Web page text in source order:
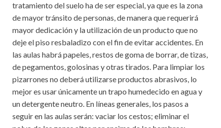
tratamiento del suelo ha de ser especial, ya que es la zona
de mayor tránsito de personas, de manera que requerirá
mayor dedicación y la utilización de un producto que no
deje el piso resbaladizo con el fin de evitar accidentes. En
las aulas habrá papeles, restos de goma de borrar, de tizas,
de pegamentos, golosinas y otras tirados. Para limpiar los
pizarrones no deberá utilizarse productos abrasivos, lo
mejor es usar únicamente un trapo humedecido en agua y
un detergente neutro. En líneas generales, los pasos a
seguir en las aulas serán: vaciar los cestos; eliminar el